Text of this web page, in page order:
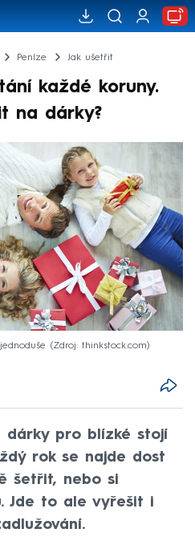
Peníze Jak ušetřit
každé koruny.
na dárky?
Zdroj: thinkstock.com
dárky pro blízké stojí
rok se najde dost
šetřit, nebo si
Jde to ale vyřešit i